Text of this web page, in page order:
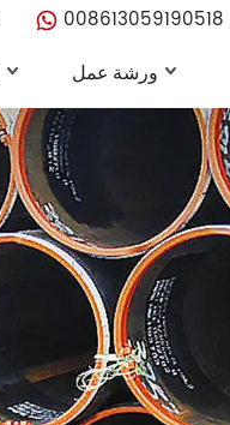
008613059190518
ورشة عمل